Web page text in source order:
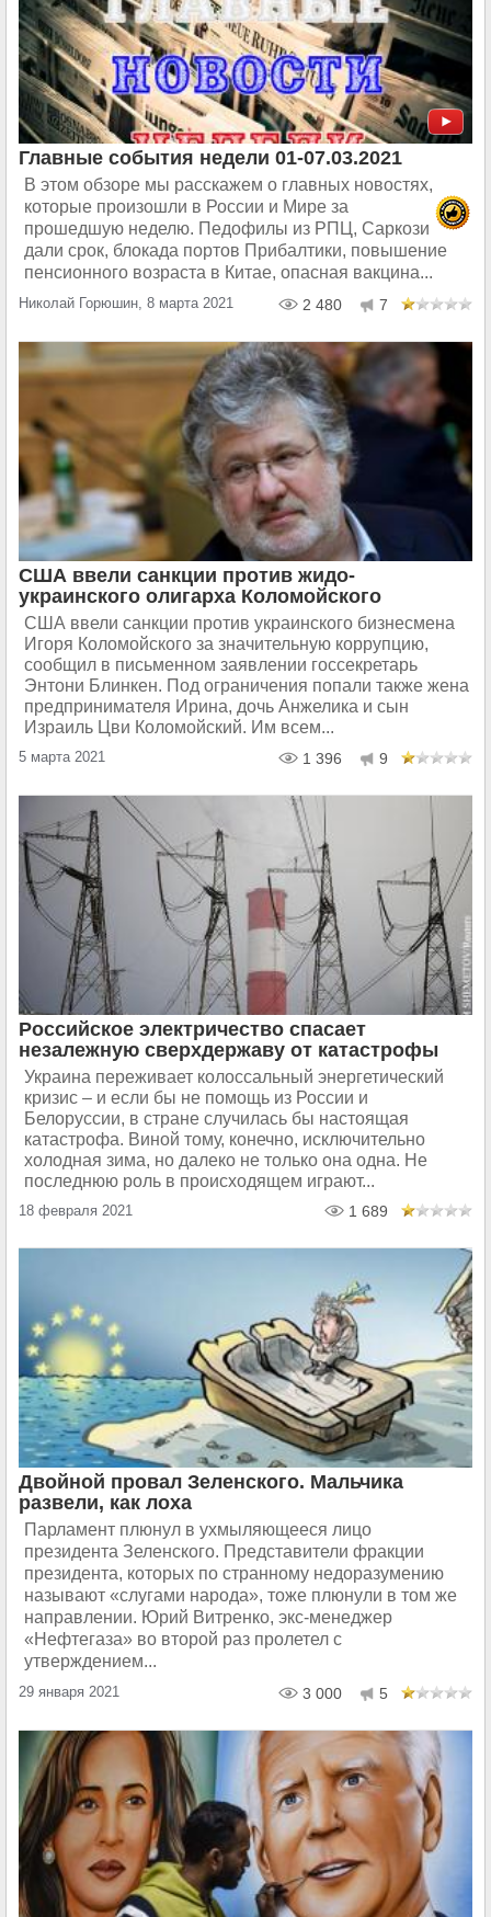
Главные события недели 01-07.03.2021
В этом обзоре мы расскажем о главных новостях,
которые произошли в России и Мире за
прошедшую неделю. Педофилы из РПЦ, Саркози
дали срок, блокада портов Прибалтики, повышение
пенсионного возраста в Китае, опасная вакцина...
Николай Горюшин, 8 марта 2021 2 480 7
США ввели санкции против жидо-
украинского олигарха Коломойского
США ввели санкции против украинского бизнесмена
Игоря Коломойского за значительную коррупцию,
сообщил в письменном заявлении госсекретарь
Энтони Блинкен. Под ограничения попали также жена
предпринимателя Ирина, дочь Анжелика и сын
Израиль Цви Коломойский. Им всем...
5 марта 2021 1 396 9
Российское электричество спасает
незалежную сверхдержаву от катастрофы
Украина переживает колоссальный энергетический
кризис – и если бы не помощь из России и
Белоруссии, в стране случилась бы настоящая
катастрофа. Виной тому, конечно, исключительно
холодная зима, но далеко не только она одна. Не
последнюю роль в происходящем играют...
18 февраля 2021 1 689
Двойной провал Зеленского. Мальчика
развели, как лоха
Парламент плюнул в ухмыляющееся лицо
президента Зеленского. Представители фракции
президента, которых по странному недоразумению
называют «слугами народа», тоже плюнули в том же
направлении. Юрий Витренко, экс-менеджер
«Нефтегаза» во второй раз пролетел с
утверждением...
29 января 2021 3 000 5